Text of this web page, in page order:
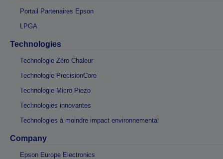
Portail Partenaires Epson
LPGA
Technologies
Technologie Zéro Chaleur
Technologie PrecisionCore
Technologie Micro Piezo
Technologies innovantes
Technologies à moindre impact environnemental
Company
Epson Europe Electronics